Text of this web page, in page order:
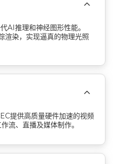

AI推理和神经图形性能。
渲染，实现逼真的物理光照

提供高质量硬件加速的视频
流、直播及媒体制作。